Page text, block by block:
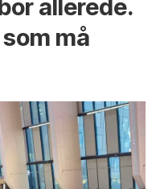
allerede.
må